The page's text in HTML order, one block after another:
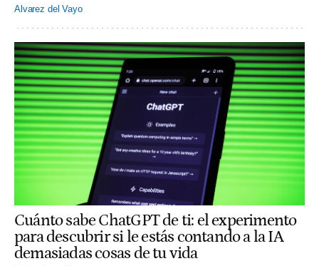
Alvarez del Vayo
Cuánto sabe ChatGPT de ti: el experimento
para descubrir si le estás contando a la IA
demasiadas cosas de tu vida